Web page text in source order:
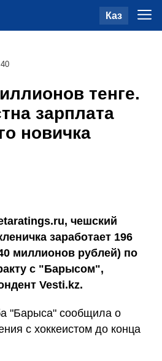
Каз
тенге.
зарплата
новичка
чешский
заработает 196
миллионов рублей) по
с "Барысом",
Vesti.kz.
"Барыса" сообщила о
с хоккеистом до конца